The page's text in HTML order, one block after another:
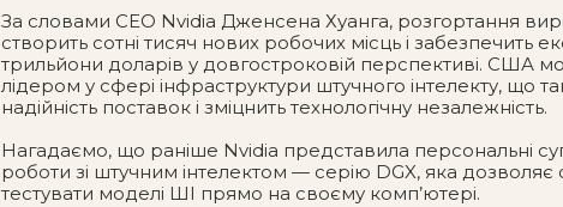
За словами CEO Nvidia Дженсена Хуанга, розгортання
створить сотні тисяч нових робочих місць і забезпечить
трильйони доларів у довгостроковій перспективі. США
лідером у сфері інфраструктури штучного інтелекту, що
надійність поставок і зміцнить технологічну незалежність.
Нагадаємо, що раніше Nvidia представила персональні
роботи зі штучним інтелектом — серію DGX, яка дозволяє
тестувати моделі ШІ прямо на своєму комп’ютері.